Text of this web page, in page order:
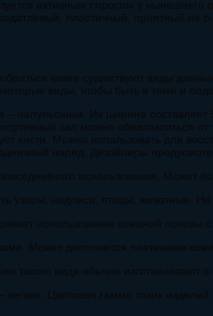
активным спросом у нынешнего
пластичный, приятный на
какие существуют виды
виды, чтобы быть в теме и
– напульсники. Их ширина
зал можно обезопаситься
кисти. Можно использовать для
наряд. Дизайнеры
использования. Может
узоры, надписи, птицы, животные.
использование кожаной
Может дополнятся плетением
такого вида обычно изготавливают
легкие. Цветовая гамма таких